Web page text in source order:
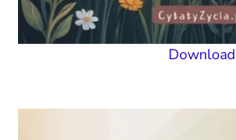
Download